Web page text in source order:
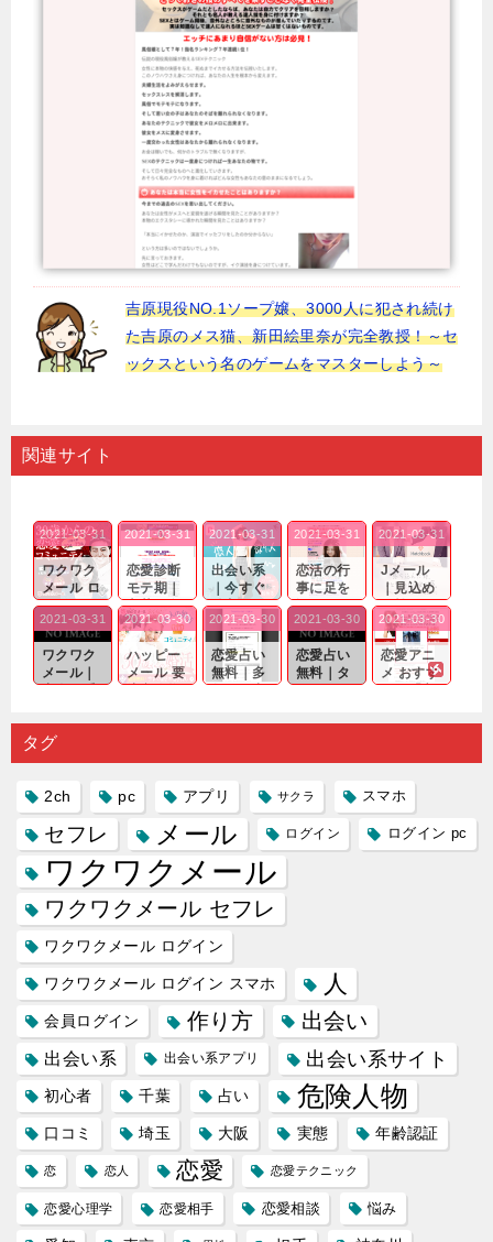
吉原現役NO.1ソープ嬢、3000人に犯され続け
た吉原のメス猫、新田絵里奈が完全教授！～セ
ックスという名のゲームをマスターしよう～
関連サイト
ワクワク
メール ロ
グイン pc
｜心の底
から真
剣...
2021-03-31
恋愛診断
モテ期｜
老若男女
問わ
ず…。
2021-03-31
出会い系
｜今すぐ
仲良くな
れる相手
探しをし
たいと...
2021-03-31
恋活の行
事に足を
運んでも
出会いの
チャンス
が訪れ...
2021-03-31
Jメール
｜見込め
る効果が
確実なも
のであっ
ても…...
2021-03-31
ワクワク
メール｜
出会い系
り会った
人に軽...
2021-03-31
ハッピー
メール 要
注意人物
するので
2021-03-30
恋愛占い
無料｜多
数ある出
プリの内
2021-03-30
恋愛占い
無料｜タ
ーゲット
る人に恋
2021-03-30
恋愛アニ
メ おすす
め｜「心
雑で素人
2021-03-30
タグ
2ch pc アプリ サクラ スマホ
セフレ メール ログイン ログイン pc
ワクワクメール
ワクワクメール セフレ
ワクワクメール ログイン
ワクワクメール ログイン スマホ 人
会員ログイン 作り方 出会い
出会い系 出会い系アプリ 出会い系サイト
初心者 千葉 占い 危険人物
口コミ 埼玉 大阪 実態 年齢認証
恋 恋人 恋愛 恋愛テクニック
恋愛心理学 恋愛相手 恋愛相談 悩み